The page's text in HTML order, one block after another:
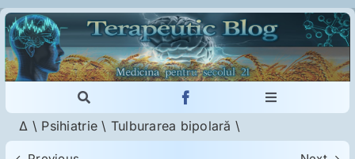
Skip
to
content
Toggle
Navigation
Cautare...
Toggle
Imunologie
Δ \ Psihiatrie \ Tulburarea bipolară \